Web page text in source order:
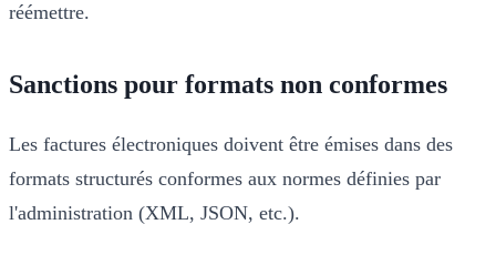
réémettre.
Sanctions pour formats non conformes
Les factures électroniques doivent être émises dans des
formats structurés conformes aux normes définies par
l'administration (XML, JSON, etc.).